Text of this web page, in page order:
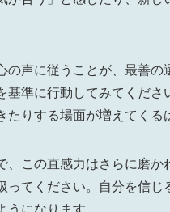
の声に従うことが、最善
基準に行動してみてくだ
りする場面が増えてくる
、この直感力はさらに磨
てください。自分を信
になります。